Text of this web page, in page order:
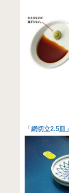
「 網切立2.5皿 」